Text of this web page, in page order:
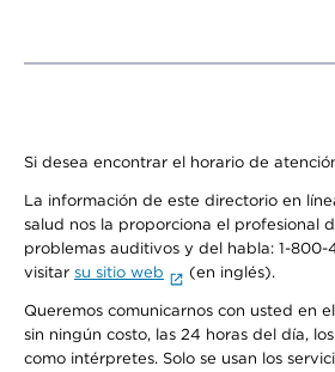
Si desea encontrar el horario de
La información de este directorio en
salud nos la proporciona el profesional
problemas auditivos y del habla: 1-
visitar su sitio web (en inglés).
Queremos comunicarnos con usted en
sin ningún costo, las 24 horas del día,
como intérpretes. Solo se usan los